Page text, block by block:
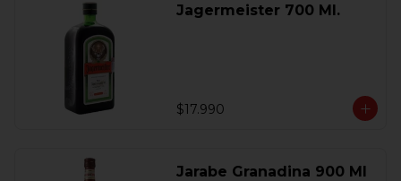
Jagermeister 700 Ml.
$17.990
Jarabe Granadina 900 Ml